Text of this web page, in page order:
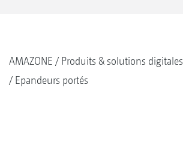
AMAZONE Produits & solutions digitales
Epandeurs portés